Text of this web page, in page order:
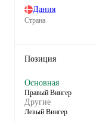
Дания
Страна
Позиция
Основная
Правый Вингер
Другие
Левый Вингер